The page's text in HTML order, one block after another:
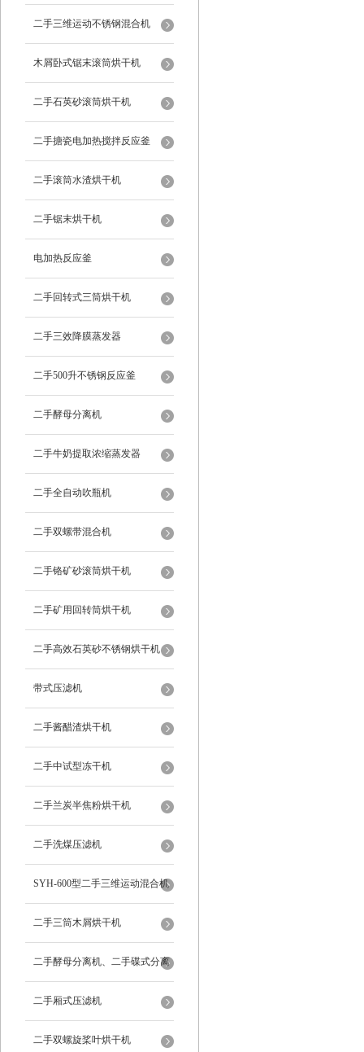
二手三维运动不锈钢混合机
木屑卧式锯末滚筒烘干机
二手石英砂滚筒烘干机
二手搪瓷电加热搅拌反应釜
二手滚筒水渣烘干机
二手锯末烘干机
电加热反应釜
二手回转式三筒烘干机
二手三效降膜蒸发器
二手500升不锈钢反应釜
二手酵母分离机
二手牛奶提取浓缩蒸发器
二手全自动吹瓶机
二手双螺带混合机
二手铬矿砂滚筒烘干机
二手矿用回转筒烘干机
二手高效石英砂不锈钢烘干机
带式压滤机
二手酱醋渣烘干机
二手中试型冻干机
二手兰炭半焦粉烘干机
二手洗煤压滤机
SYH-600型二手三维运动混合机
二手三筒木屑烘干机
二手酵母分离机、二手碟式分离
机
二手厢式压滤机
二手双螺旋桨叶烘干机